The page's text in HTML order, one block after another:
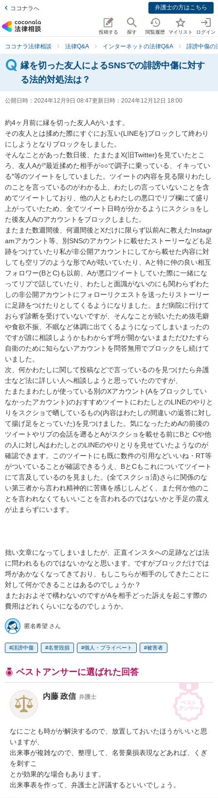
ココナラへ 弁護士の方はこちら
投稿する 探す 閲覧履歴 マイリスト ログイン
ココナラ法律相談 法律Q&A インターネットの法律Q&A 誹謗中傷の
縁を切った友人によるSNSでの誹謗中傷に対す
る法的対処法は？
公開日時： 2024年12月9日 08:47更新日時： 2024年12月12日 18:00
約4ヶ月前に縁を切った友人Aがいます。
その友人とは揉めた際にすぐにお互い(LINEを)ブロックして終わり
にしようとなりブロックをしました。
そんなことがあった数日後、たまたまX(旧Twitter)を見ていたとこ
ろ、友人Aが″最近揉めた相手が○○で調子に乗っている、イキってい
る″等のツイートをしていました。ツイートの内容を見る限りわたし
のことを言っているのがわかる上、わたしの言っていないことを含
めてツイートしており、他の人ともわたしの悪口でリプ欄にて盛り
上がっていたため、全てツイート日時が分かるようにスクショをし
た後友人Aのアカウントをブロックしました。
またまた数週間後、何週間後とXだけに限らず以前Aに教えたInstagr
amアカウント等、別SNSのアカウントに載せたストーリーなども足
跡をつけていたり私が非公開アカウントにしてから載せた内容に対
しても空リプのような形でAが呟いていたり、Aと特に仲の良い相互
フォロワー(BとC)も以前、Aが悪口ツイートしていた際に一緒にな
ってリプで話していたり、わたしと面識がないのにも関わらずわた
しの非公開アカウントにフォローリクエストを送ったりストーリー
に足跡をつけたりとしてくるようになりました。まだ病院に行けて
おらず診断を受けていないですが、そんなことが続いたため抜毛癖
や食欲不振、不眠など体調に出てくるようになってしまいまったの
ですが誰に相談しようかもわからず埒が開かないままただひたすら
自衛のために知らないアカウントを問答無用でブロックをし続けて
いました。
次、何かわたしに関して投稿などで言っているのを見つけたら弁護
士など法に詳しい人へ相談しようと思っていたのですが、
たまたまわたしが使っている別のXアカウント(Aをブロックしてい
なかったアカウント)のおすすめツイートにわたしとのLINEのやりと
りをスクショで晒しているもの(内容はわたしの間違いの返答に対し
て揚げ足をとっていた)を見つけました。気になったためAの前後の
ツイートやリプの会話を遡るとAがスクショを載せる前にBと Cや他
の人に対しAはわたしとのLINEのやりとりを見せていたようなのが
確認できます。このツイートにも既に数件の引用などいいね・RT等
がついていることが確認できるうえ、BとCもこれについてツイート
にて言及しているのを見ました。(全てスクショ済)さらに関係のな
い第三者から言われ精神的に苦痛を感じしんどく、また何か他のこ
とを言われなくてもいいことを言われるのではないかと手足の震え
が止まらずにいます。
拙い文章になってしまいましたが、正直インスタへの足跡などは法
に問われるものではないかなと思います。ですがブロックだけでは
埒があかなくなってきており、もしこちらが相手のしてきたことに
対して何かできることはあるのでしょうか？
またおおよそで構わないのですがAを相手どった訴えを起こす際の
費用はどれくらいになるのでしょうか。
匿名希望 さん
誹謗中傷 名誉毀損 個人・プライベート 被害者
ベストアンサーに選ばれた回答
内藤 政信 弁護士
なにごとも時がが解決するので、放置しておいたほうがいいと思
いますが、
出来事が複雑なので、整理して、名誉棄損表現などあれば、くぎ
を刺すこ
とが効果的な場合もあります。
出来事表を作って、弁護士と評議するといいでしょう。